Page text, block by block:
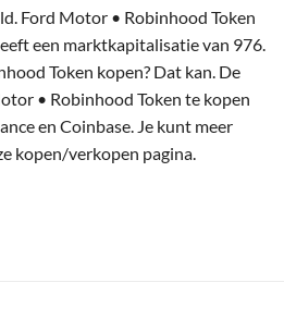
Ford Motor • Robinhood Token
een marktkapitalisatie van 976.
Token kopen? Dat kan. De
• Robinhood Token te kopen
en Coinbase. Je kunt meer
kopen/verkopen pagina.